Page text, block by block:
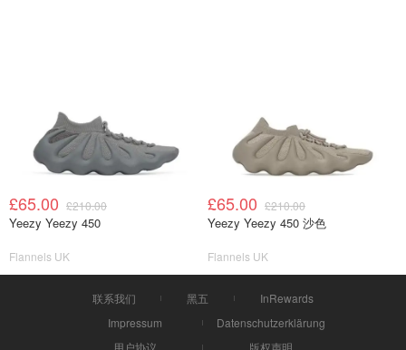
£65.00 £210.00
Yeezy Yeezy 450
Flannels UK
£65.00 £210.00
Yeezy Yeezy 450 沙色
Flannels UK
联系我们 黑五
InRewards
Impressum
Datenschutzerklärung
用户协议
版权声明